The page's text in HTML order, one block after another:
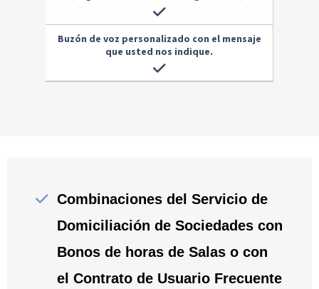
Buzón de voz personalizado con el mensaje
que usted nos indique.
Combinaciones del Servicio de
Domiciliación de Sociedades con
Bonos de horas de Salas o con
el Contrato de Usuario Frecuente